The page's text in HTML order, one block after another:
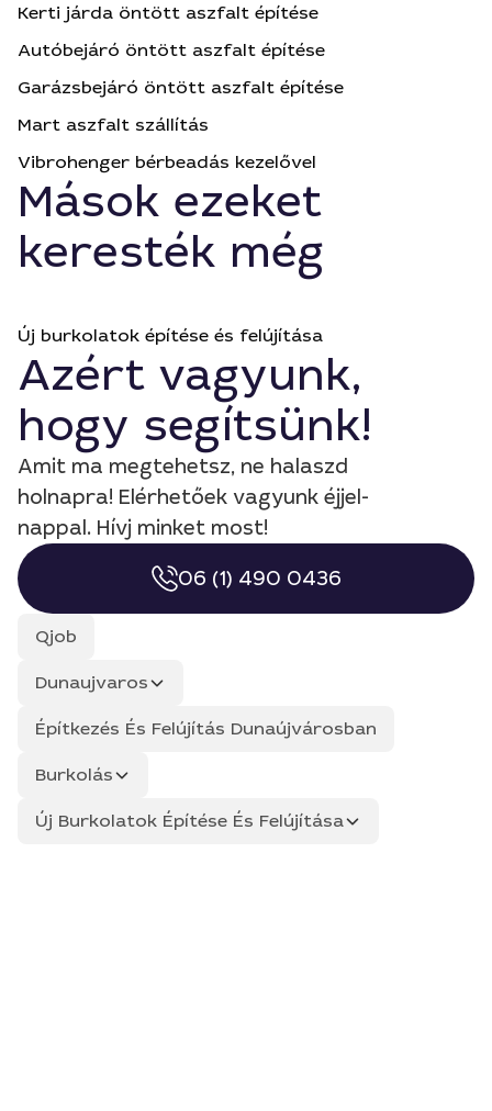
Kerti járda öntött aszfalt építése
Autóbejáró öntött aszfalt építése
Garázsbejáró öntött aszfalt építése
Mart aszfalt szállítás
Vibrohenger bérbeadás kezelővel
Mások ezeket
keresték még
Új burkolatok építése és felújítása
Azért vagyunk,
hogy segítsünk!
Amit ma megtehetsz, ne halaszd
holnapra! Elérhetőek vagyunk éjjel-
nappal. Hívj minket most!
06 (1) 490 0436
Qjob
Dunaujvaros
Építkezés És Felújítás Dunaújvárosban
Burkolás
Új Burkolatok Építése És Felújítása